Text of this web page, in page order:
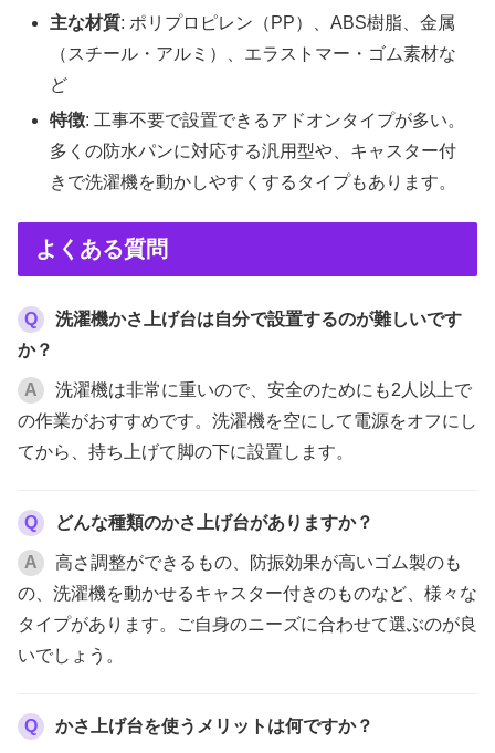
主な材質: ポリプロピレン（PP）、ABS樹脂、金属
（スチール・アルミ）、エラストマー・ゴム素材な
ど
特徴: 工事不要で設置できるアドオンタイプが多い。
多くの防水パンに対応する汎用型や、キャスター付
きで洗濯機を動かしやすくするタイプもあります。
よくある質問
Q
洗濯機かさ上げ台は自分で設置するのが難しいです
か？
A
洗濯機は非常に重いので、安全のためにも2人以上で
の作業がおすすめです。洗濯機を空にして電源をオフにし
てから、持ち上げて脚の下に設置します。
Q どんな種類のかさ上げ台がありますか？
A
高さ調整ができるもの、防振効果が高いゴム製のも
の、洗濯機を動かせるキャスター付きのものなど、様々な
タイプがあります。ご自身のニーズに合わせて選ぶのが良
いでしょう。
Q かさ上げ台を使うメリットは何ですか？